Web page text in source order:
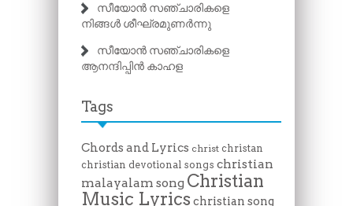
സീയോൻ സഞ്ചാരികളെ
നിങ്ങൾ ശീഘ്രമുണർന്നു
സീയോൻ സഞ്ചാരികളെ
ആനന്ദിപ്പിൻ കാഹള
Tags
Chords and Lyrics christ christan
christian devotional songs christian
malayalam song Christian
Music Lyrics christian song